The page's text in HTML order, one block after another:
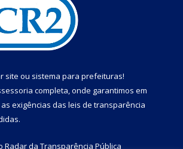
site ou sistema para prefeituras!
completa, onde garantimos em
exigências das leis de transparência
Radar da Transparência Pública